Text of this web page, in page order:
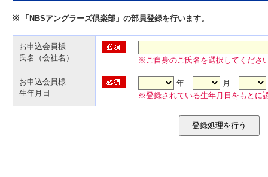
※ 「NBSアングラーズ倶楽部」の部員登録を行います。
お申込会員様
氏名（会社名）
※ご自身のご氏名を選択してくださ
お申込会員様
生年月日
年 月
※登録されている生年月日をもとに